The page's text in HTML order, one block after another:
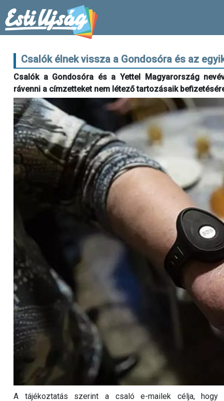
Csalók élnek vissza a Gondosóra és az
Csalók a Gondosóra és a Yettel Magyarország
rávenni a címzetteket nem létező tartozásaik
A tájékoztatás szerint a csaló e-mailek célja, hogy